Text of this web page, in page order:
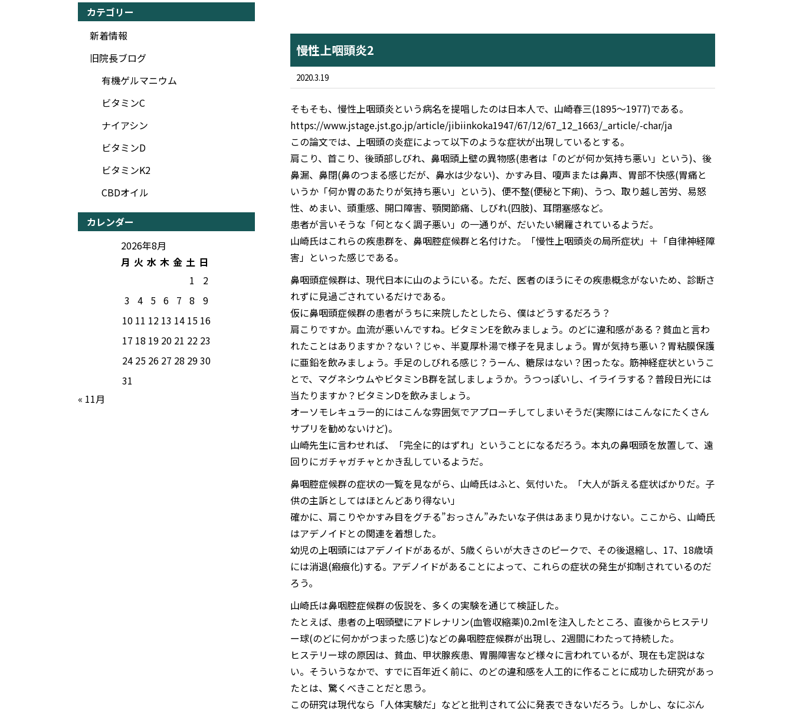
慢性上咽頭炎2
2020.3.19
そもそも、慢性上咽頭炎という病名を提唱したのは日本人で、山崎春三(1895～1977)である。
https://www.jstage.jst.go.jp/article/jibiinkoka1947/67/12/67_12_1663/_article/-char/ja
この論文では、上咽頭の炎症によって以下のような症状が出現しているとする。
肩こり、首こり、後頭部しびれ、鼻咽頭上壁の異物感(患者は「のどが何か気持ち悪い」という)、後
鼻漏、鼻閉(鼻のつまる感じだが、鼻水は少ない)、かすみ目、嗄声または鼻声、胃部不快感(胃痛と
いうか「何か胃のあたりが気持ち悪い」という)、便不整(便秘と下痢)、うつ、取り越し苦労、易怒
性、めまい、頭重感、開口障害、顎関節痛、しびれ(四肢)、耳閉塞感など。
患者が言いそうな「何となく調子悪い」の一通りが、だいたい網羅されているようだ。
山崎氏はこれらの疾患群を、鼻咽腔症候群と名付けた。「慢性上咽頭炎の局所症状」＋「自律神経障
害」といった感じである。
鼻咽頭症候群は、現代日本に山のようにいる。ただ、医者のほうにその疾患概念がないため、診断さ
れずに見過ごされているだけである。
仮に鼻咽頭症候群の患者がうちに来院したとしたら、僕はどうするだろう？
肩こりですか。血流が悪いんですね。ビタミンEを飲みましょう。のどに違和感がある？貧血と言わ
れたことはありますか？ない？じゃ、半夏厚朴湯で様子を見ましょう。胃が気持ち悪い？胃粘膜保護
に亜鉛を飲みましょう。手足のしびれる感じ？うーん、糖尿はない？困ったな。筋神経症状というこ
とで、マグネシウムやビタミンB群を試しましょうか。うつっぽいし、イライラする？普段日光には
当たりますか？ビタミンDを飲みましょう。
オーソモレキュラー的にはこんな雰囲気でアプローチしてしまいそうだ(実際にはこんなにたくさん
サプリを勧めないけど)。
山崎先生に言わせれば、「完全に的はずれ」ということになるだろう。本丸の鼻咽頭を放置して、遠
回りにガチャガチャとかき乱しているようだ。
鼻咽腔症候群の症状の一覧を見ながら、山崎氏はふと、気付いた。「大人が訴える症状ばかりだ。子
供の主訴としてはほとんどあり得ない」
確かに、肩こりやかすみ目をグチる”おっさん”みたいな子供はあまり見かけない。ここから、山崎氏
はアデノイドとの関連を着想した。
幼児の上咽頭にはアデノイドがあるが、5歳くらいが大きさのピークで、その後退縮し、17、18歳頃
には消退(瘢痕化)する。アデノイドがあることによって、これらの症状の発生が抑制されているのだ
ろう。
山崎氏は鼻咽腔症候群の仮説を、多くの実験を通じて検証した。
たとえば、患者の上咽頭壁にアドレナリン(血管収縮薬)0.2mlを注入したところ、直後からヒステリ
ー球(のどに何かがつまった感じ)などの鼻咽腔症候群が出現し、2週間にわたって持続した。
ヒステリー球の原因は、貧血、甲状腺疾患、胃腸障害など様々に言われているが、現在も定説はな
い。そういうなかで、すでに百年近く前に、のどの違和感を人工的に作ることに成功した研究があっ
たとは、驚くべきことだと思う。
この研究は現代なら「人体実験だ」などと批判されて公に発表できないだろう。しかし、なにぶん
カテゴリー
新着情報
旧院長ブログ
有機ゲルマニウム
ビタミンC
ナイアシン
ビタミンD
ビタミンK2
CBDオイル
カレンダー
2026年8月
月 火 水 木 金 土 日
1
2
3 4 5 6 7 8
9
10 11 12 13 14 15 16
17 18 19 20 21 22 23
24 25 26 27 28 2930
31
« 11月